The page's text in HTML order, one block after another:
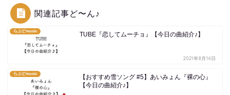
関連記事ど〜ん♪
らぶどmusic TUBE『恋してムーチョ』【今日の曲紹介♪】
2021年8月16日
らぶどmusic
【おすすめ雪ソング #5】あいみょん『裸の心』
【今日の曲紹介♪】